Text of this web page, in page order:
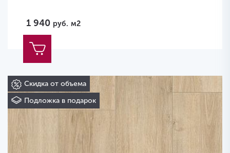
1 940 руб. м2
Скидка от объема
Подложка в подарок